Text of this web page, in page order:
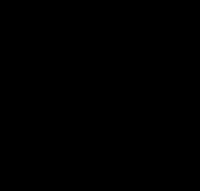
Приятно удивила быстрая